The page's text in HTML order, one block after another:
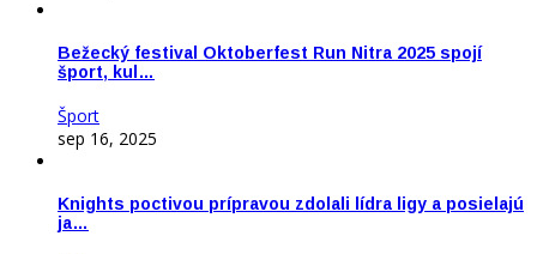
Bežecký festival Oktoberfest Run Nitra 2025 spojí
šport, kul…
Šport
sep 16, 2025
Knights poctivou prípravou zdolali lídra ligy a posielajú
ja…